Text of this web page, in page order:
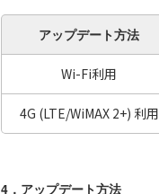
アップデート方法
Wi-Fi利用
4G (LTE/WiMAX 2+) 利用
4．アップデート方法